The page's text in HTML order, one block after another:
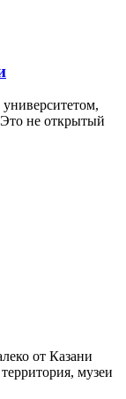
не открытый
от Казани
музеи